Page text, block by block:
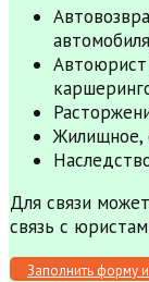
Жилищное,
Для связи
связь с
Заполнить форму